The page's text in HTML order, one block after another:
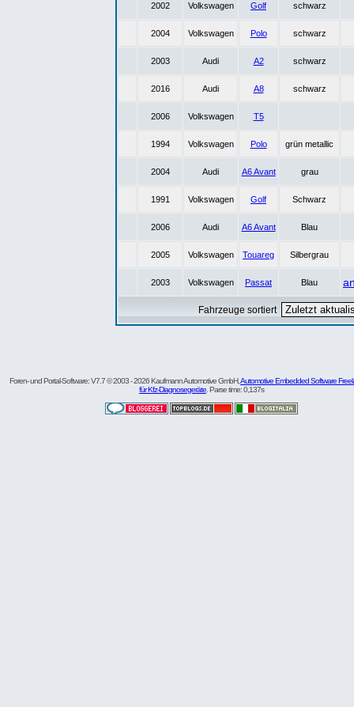
2002 Volkswagen Golf schwarz
2004 Volkswagen Polo schwarz
2003 Audi A2 schwarz
2016 Audi A8 schwarz
2006 Volkswagen T5
1994 Volkswagen Polo grün metallic
2004 Audi A6 Avant grau
1991 Volkswagen Golf Schwarz
2006 Audi A6 Avant Blau
2005 Volkswagen Touareg Silbergrau
2003 Volkswagen Passat Blau
Fahrzeuge sortiert
Foren- und Portal-Software: V7.7 © 2003 - 2026 Kaufmann Automotive GmbH,Automotive Embedded Software
für Kfz-Diagnosegeräte . Parse time: 0,137s